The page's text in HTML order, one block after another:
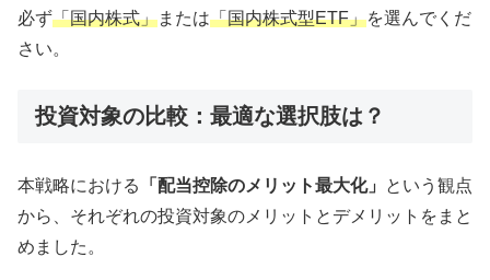
必ず「国内株式」または「国内株式型ETF」を選んでくだ
さい。
投資対象の比較：最適な選択肢は？
本戦略における 「配当控除のメリット最大化」
という観点
から、それぞれの投資対象のメリットとデメリットをまと
めました。